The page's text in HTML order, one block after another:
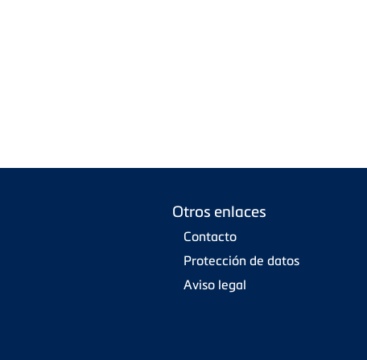
Otros enlaces
Contacto
Protección de datos
Aviso legal